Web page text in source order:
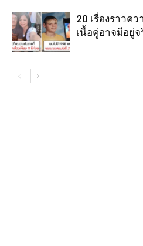
20 เรื่องราวค
เนื้อคู่อาจมีอยู่จ